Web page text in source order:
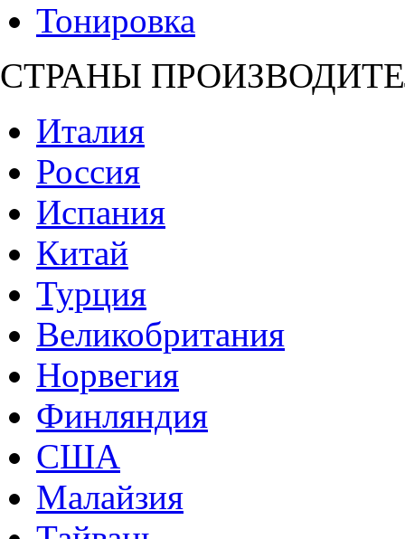
Тонировка
СТРАНЫ
Италия
Россия
Испания
Китай
Турция
Великобритания
Норвегия
Финляндия
США
Малайзия